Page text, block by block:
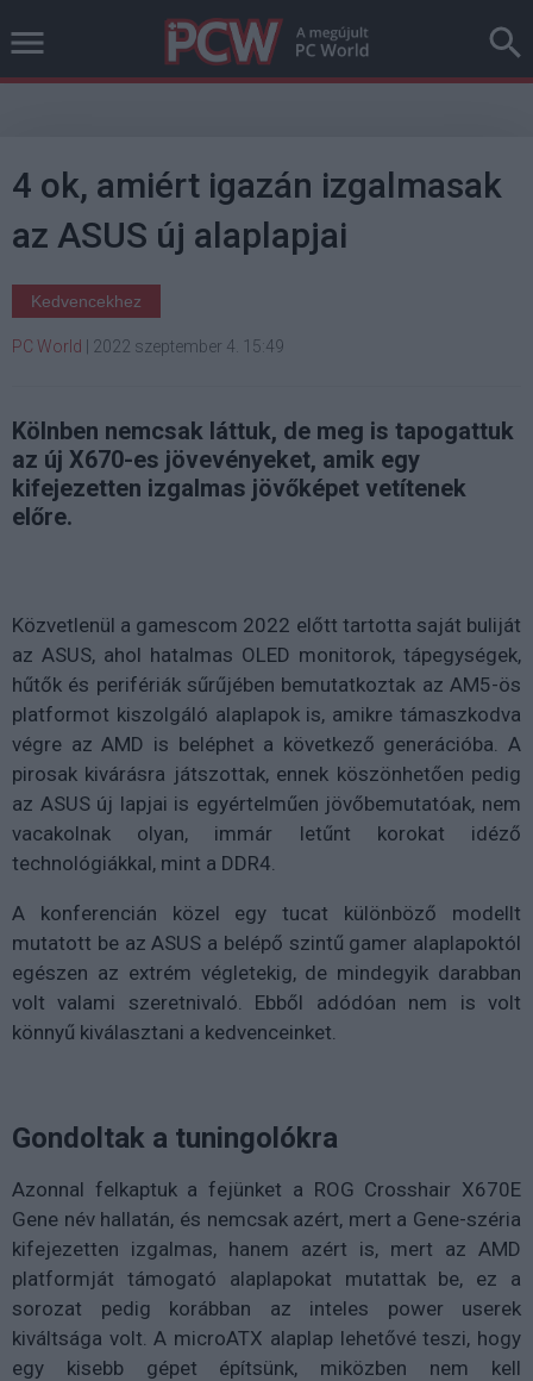
4 ok, amiért igazán izgalmasak
az ASUS új alaplapjai
Kedvencekhez
PC World 2022 szeptember 4. 15:49
Kölnben nemcsak láttuk, de meg is tapogattuk
az új X670-es jövevényeket, amik egy
kifejezetten izgalmas jövőképet vetítenek
előre.
Közvetlenül a gamescom 2022 előtt tartotta saját buliját
az ASUS, ahol hatalmas OLED monitorok, tápegységek,
hűtők és perifériák sűrűjében bemutatkoztak az AM5-ös
platformot kiszolgáló alaplapok is, amikre támaszkodva
végre az AMD is beléphet a következő generációba. A
pirosak kivárásra játszottak, ennek köszönhetően pedig
az ASUS új lapjai is egyértelműen jövőbemutatóak, nem
vacakolnak olyan, immár letűnt korokat idéző
technológiákkal, mint a DDR4.
A konferencián közel egy tucat különböző modellt
mutatott be az ASUS a belépő szintű gamer alaplapoktól
egészen az extrém végletekig, de mindegyik darabban
volt valami szeretnivaló. Ebből adódóan nem is volt
könnyű kiválasztani a kedvenceinket.
Gondoltak a tuningolókra
Azonnal felkaptuk a fejünket a ROG Crosshair X670E
Gene név hallatán, és nemcsak azért, mert a Gene-széria
kifejezetten izgalmas, hanem azért is, mert az AMD
platformját támogató alaplapokat mutattak be, ez a
sorozat pedig korábban az inteles power userek
kiváltsága volt. A microATX alaplap lehetővé teszi, hogy
egy kisebb gépet építsünk, miközben nem kell